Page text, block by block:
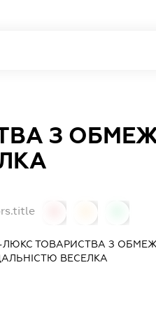
З
ЛЮКС ТОВАРИСТВА З
ВЕСЕЛКА